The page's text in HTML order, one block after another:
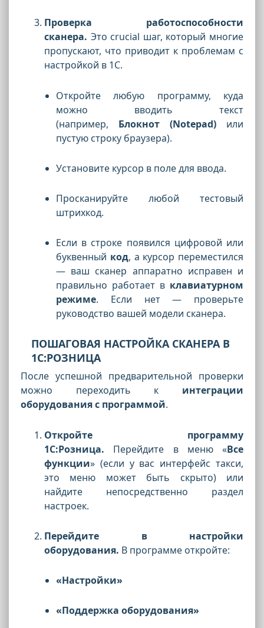
Проверка работоспособности
сканера. Это crucial шаг, который многие
пропускают, что приводит к проблемам с
настройкой в 1С.
Откройте любую программу, куда
можно вводить текст
(например, Блокнот (Notepad) или
пустую строку браузера).
Установите курсор в поле для ввода.
Просканируйте любой тестовый
штрихкод.
Если в строке появился цифровой или
буквенный код, а курсор переместился
— ваш сканер аппаратно исправен и
правильно работает в клавиатурном
режиме. Если нет — проверьте
руководство вашей модели сканера.
ПОШАГОВАЯ НАСТРОЙКА СКАНЕРА В
1С:РОЗНИЦА
После успешной предварительной проверки
можно переходить к интеграции
оборудования с программой.
Откройте программу
1С:Розница. Перейдите в меню «Все
функции» (если у вас интерфейс такси,
это меню может быть скрыто) или
найдите непосредственно раздел
настроек.
Перейдите в настройки
оборудования. В программе откройте:
«Настройки»
«Поддержка оборудования»